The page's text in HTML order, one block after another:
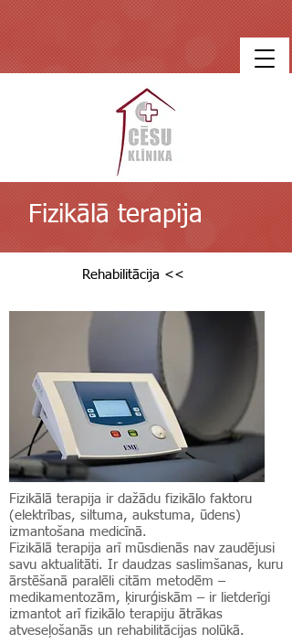
Fizikālā terapija
Rehabilitācija <<
Fizikālā terapija ir dažādu fizikālo faktoru
(elektrības, siltuma, aukstuma, ūdens)
izmantošana medicīnā.
Fizikālā terapija arī mūsdienās nav zaudējusi
savu aktualitāti. Ir daudzas saslimšanas, kuru
ārstēšanā paralēli citām metodēm –
medikamentozām, ķirurģiskām – ir lietderīgi
izmantot arī fizikālo terapiju ātrākas
atveseļošanās un rehabilitācijas nolūkā.